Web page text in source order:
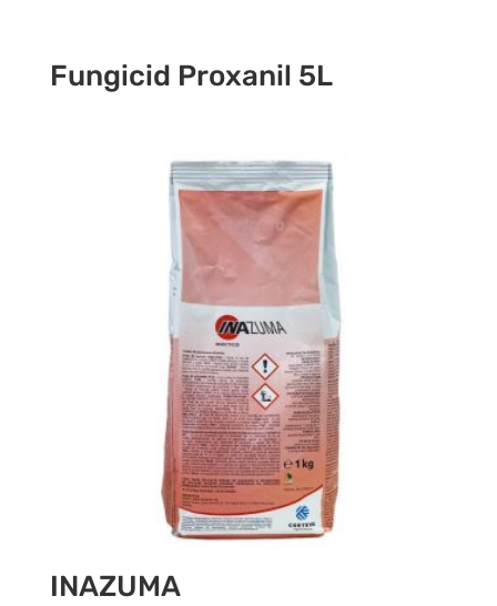
Fungicid Proxanil 5L
INAZUMA